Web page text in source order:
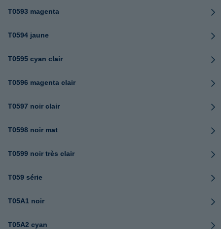
T0593 magenta
T0594 jaune
T0595 cyan clair
T0596 magenta clair
T0597 noir clair
T0598 noir mat
T0599 noir très clair
T059 série
T05A1 noir
T05A2 cyan